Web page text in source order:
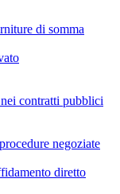
di somma
contratti pubblici
negoziate
diretto